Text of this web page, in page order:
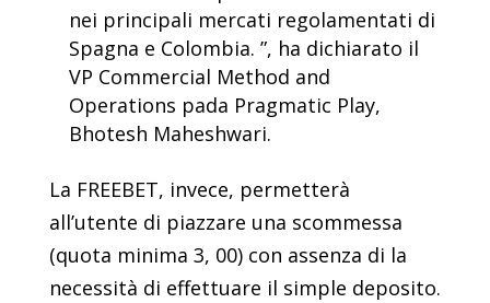
nei principali mercati regolamentati di
Spagna e Colombia. ”, ha dichiarato il
VP Commercial Method and
Operations pada Pragmatic Play,
Bhotesh Maheshwari.
La FREEBET, invece, permetterà
all’utente di piazzare una scommessa
(quota minima 3, 00) con assenza di la
necessità di effettuare il simple deposito.